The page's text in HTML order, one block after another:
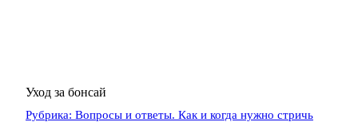
Уход за бонсай
Рубрика: Вопросы и ответы. Как и когда нужно стричь